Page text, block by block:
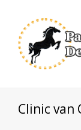
Clinic van